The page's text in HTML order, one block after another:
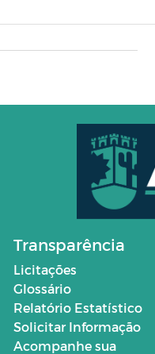
Transparência
Licitações
Glossário
Relatório Estatístico
Solicitar Informação
Acompanhe sua